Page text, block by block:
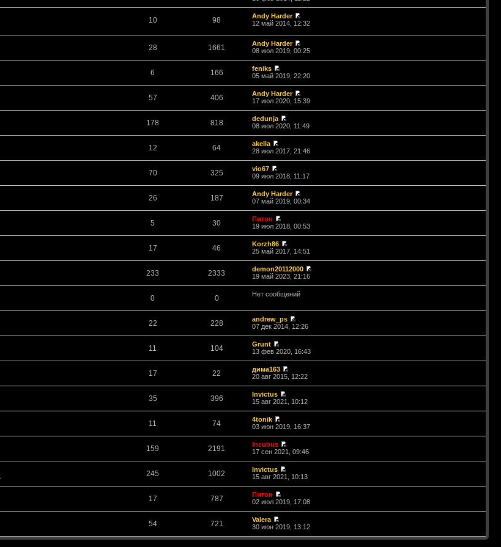
10 98
Andy Harder
12 май 2014, 12:32
28 1661
Andy Harder
08 июл 2019, 00:25
6 166
feniks
05 май 2019, 22:20
57 406
Andy Harder
17 июл 2020, 15:39
178 818
dedunja
08 июл 2020, 11:49
12 64
akella
28 июл 2017, 21:46
70 325
vio67
09 июл 2018, 11:17
26 187
Andy Harder
07 май 2019, 00:34
5 30
Питон
19 июл 2018, 00:53
17 46
Korzh86
25 май 2017, 14:51
233 2333
demon20112000
19 май 2023, 21:16
0 0 Нет сообщений
22 228
andrew_ps
07 дек 2014, 12:26
11 104
Grunt
13 фев 2020, 16:43
17 22
дима163
20 авг 2015, 12:22
35 396
Invictus
15 авг 2021, 10:12
11 74
4tonik
03 июн 2019, 16:37
159 2191
Incubus
17 сен 2021, 09:46
245 1002
Invictus
15 авг 2021, 10:13
17 787
Питон
02 июл 2019, 17:08
54 721
Valera
30 июн 2019, 13:12